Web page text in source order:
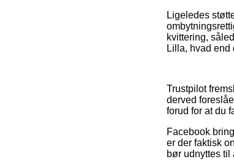
Ligeledes
kvittering,
Lilla, hvad end
Trustpilot
derved
forud for at du
Facebook
er der faktisk
bør udnyttes til